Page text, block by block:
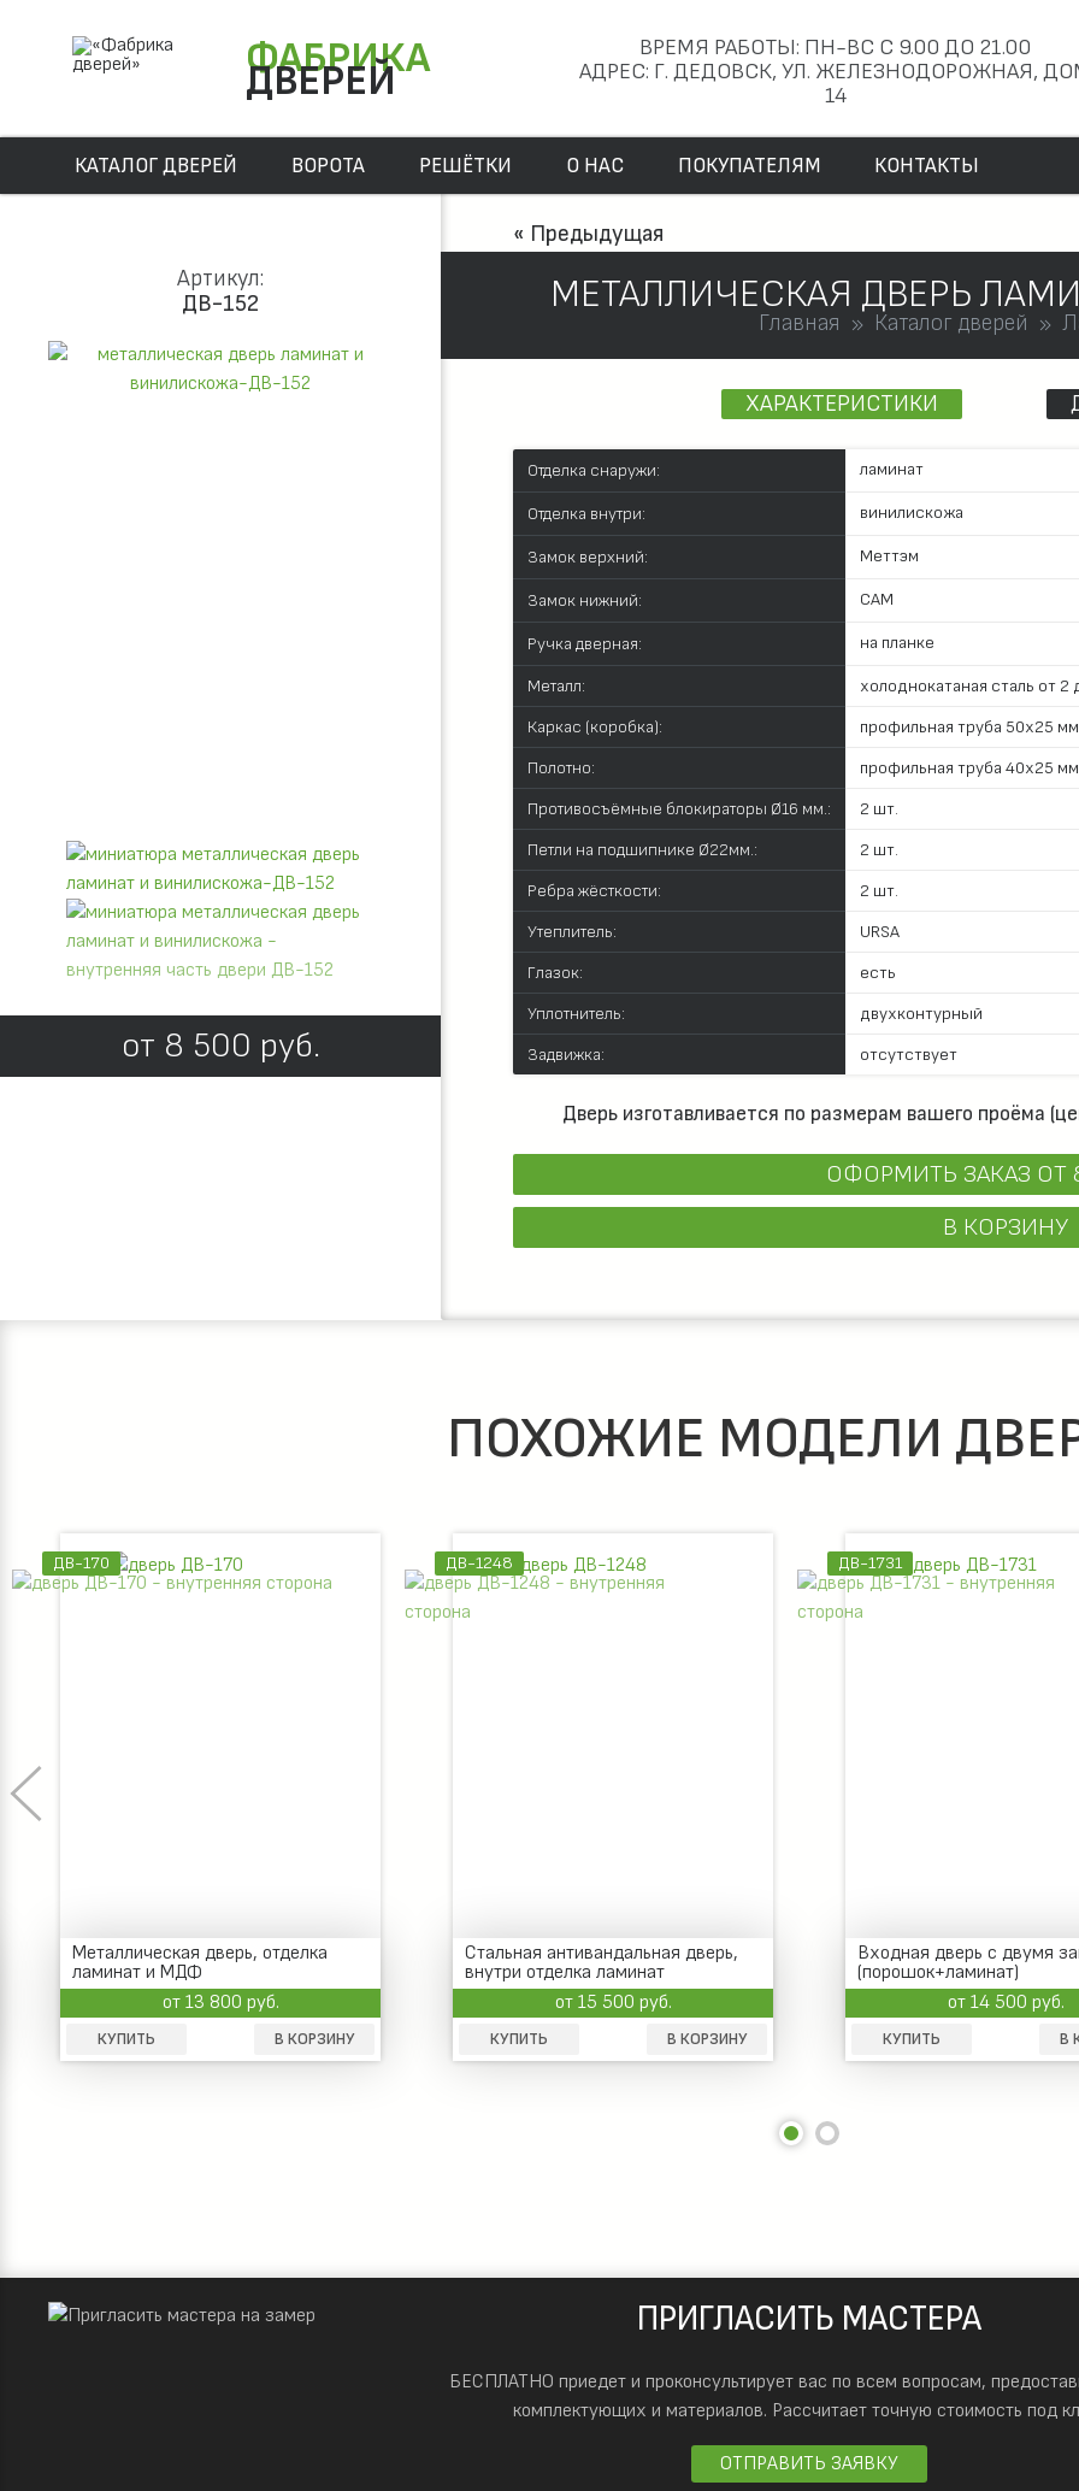
ФАБРИКА
ДВЕРЕЙ
ВРЕМЯ РАБОТЫ: ПН-ВС С 9.00 ДО 21.00
АДРЕС: Г. ДЕДОВСК, УЛ. ЖЕЛЕЗНОДОРОЖНАЯ,
14
КАТАЛОГ ДВЕРЕЙ ВОРОТА РЕШЁТКИ О НАС ПОКУПАТЕЛЯМ КОНТАКТЫ
Артикул:
ДВ-152
от 8 500 руб.
« Предыдущая
МЕТАЛЛИЧЕСКАЯ ДВЕРЬ
Главная Каталог дверей
ХАРАКТЕРИСТИКИ
Отделка снаружи: ламинат
Отделка внутри: винилискожа
Замок верхний: Меттэм
Замок нижний: САМ
Ручка дверная: на планке
Металл:
холоднокатаная сталь от 2
Каркас (коробка):
профильная труба 50х25
Полотно:
профильная труба 40х25
Противосъёмные блокираторы Ø16 мм.:
2 шт.
Петли на подшипнике Ø22мм.:
2 шт.
Ребра жёсткости:
2 шт.
Утеплитель:
URSA
Глазок:
есть
Уплотнитель:
двухконтурный
Задвижка:
отсутствует
Дверь изготавливается по размерам вашего проёма
ОФОРМИТЬ ЗАКАЗ ОТ
В КОРЗИНУ
ПОХОЖИЕ МОДЕЛИ
ДВ-1248
Стальная антивандальная дверь,
внутри отделка ламинат
от 15 500 руб.
КУПИТЬ В КОРЗИНУ
ДВ-1731
Входная дверь c двумя замками
(порошок+ламинат)
от 14 500 руб.
КУПИТЬ В КОРЗИНУ
ДВ-1254
Входная антивандальная
внутренняя отделка
от 15 500 руб.
КУПИТЬ В
ПРИГЛАСИТЬ МАСТЕРА
БЕСПЛАТНО приедет и проконсультирует вас по всем вопросам,
комплектующих и материалов. Рассчитает точную стоимость под
ОТПРАВИТЬ ЗАЯВКУ